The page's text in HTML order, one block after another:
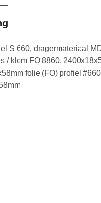
S 660, dragermateriaal
/ klem FO 8860.
folie (FO) profiel